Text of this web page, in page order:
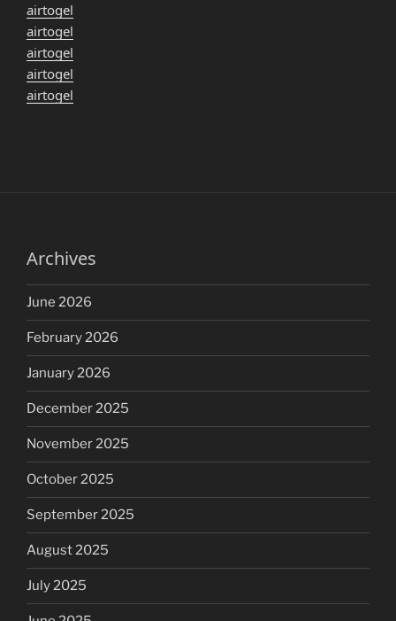
airtogel
airtogel
airtogel
airtogel
airtogel
Archives
June 2026
February 2026
January 2026
December 2025
November 2025
October 2025
September 2025
August 2025
July 2025